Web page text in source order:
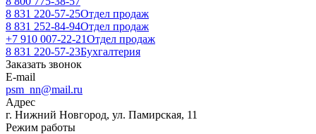
8 831 220-57-25Отдел продаж
8 831 252-84-94Отдел продаж
+7 910 007-22-21Отдел продаж
8 831 220-57-23Бухгалтерия
Заказать звонок
E-mail
psm_nn@mail.ru
Адрес
г. Нижний Новгород, ул. Памирская, 11
Режим работы